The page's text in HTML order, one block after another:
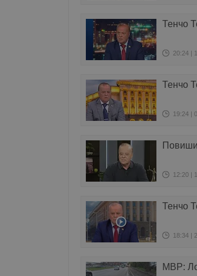
Тенчо
20:24 |
Тенчо
19:24 |
12:20 |
Тенчо
18:34 |
МВР: